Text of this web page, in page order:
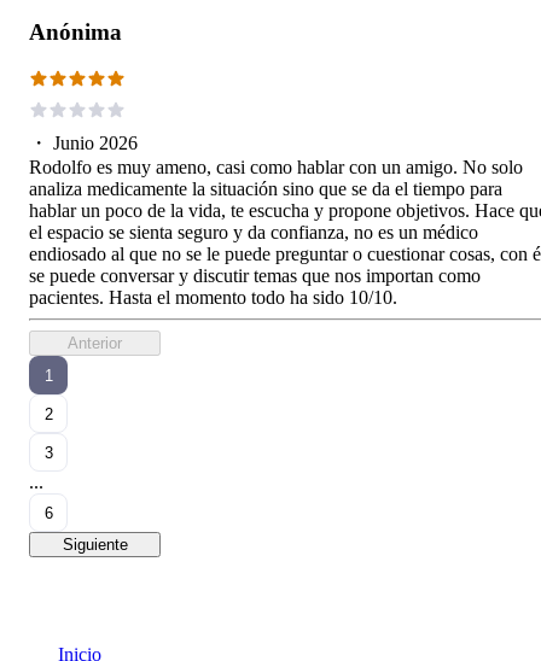
Anónima
・ Junio 2026
Rodolfo es muy ameno, casi como hablar con un amigo. No solo
analiza medicamente la situación sino que se da el tiempo para
hablar un poco de la vida, te escucha y propone objetivos. Hace
el espacio se sienta seguro y da confianza, no es un médico
endiosado al que no se le puede preguntar o cuestionar cosas, con
se puede conversar y discutir temas que nos importan como
pacientes. Hasta el momento todo ha sido 10/10.
Anterior
1
2
3
...
6
Siguiente
Inicio